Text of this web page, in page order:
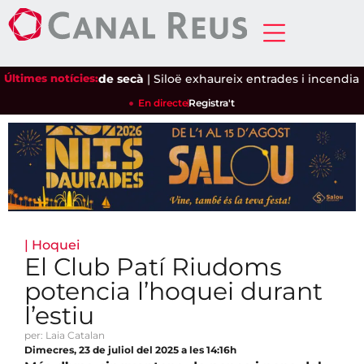
Últimes notícies:
i l'ametlla de secà|Siloë exhaureix entrades i incendia el
En directeRegistra't
| Hoquei
El Club Patí Riudoms
potencia l’hoquei durant
l’estiu
per: Laia Catalan
Dimecres, 23 de juliol del 2025 a les 14:16h